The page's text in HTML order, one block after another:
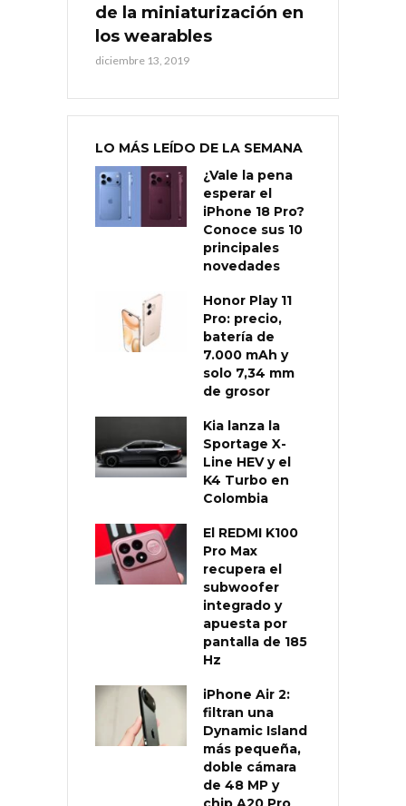
de la miniaturización en
los wearables
diciembre 13, 2019
LO MÁS LEÍDO DE LA SEMANA
¿Vale la pena
esperar el
iPhone 18 Pro?
Conoce sus 10
principales
novedades
Honor Play 11
Pro: precio,
batería de
7.000 mAh y
solo 7,34 mm
de grosor
Kia lanza la
Sportage X-
Line HEV y el
K4 Turbo en
Colombia
El REDMI K100
Pro Max
recupera el
subwoofer
integrado y
apuesta por
pantalla de 185
Hz
iPhone Air 2:
filtran una
Dynamic Island
más pequeña,
doble cámara
de 48 MP y